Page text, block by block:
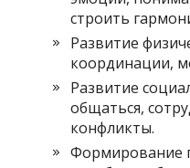
строить
Развитие
координации,
Развитие
общаться,
конфликты.
Формирование